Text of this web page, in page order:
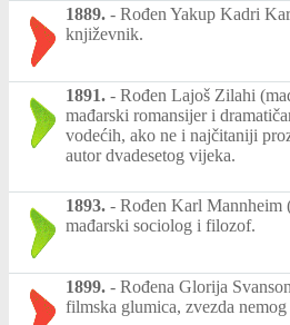
1889. - Rođen Yakup Kadri
književnik.
1891. - Rođen Lajoš Zilahi
mađarski romansijer i
vodećih, ako ne i najčitaniji
autor dvadesetog vijeka.
1893. - Rođen Karl Mannheim
mađarski sociolog i filozof.
1899. - Rođena Glorija
filmska glumica, zvezda